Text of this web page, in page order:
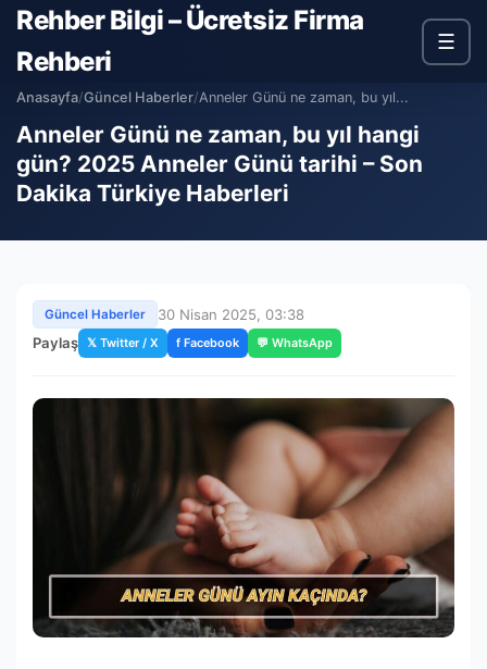
Rehber Bilgi – Ücretsiz Firma
Rehberi
☰
Anasayfa/Güncel Haberler/Anneler Günü ne zaman, bu yıl...
Anneler Günü ne zaman, bu yıl hangi
gün? 2025 Anneler Günü tarihi – Son
Dakika Türkiye Haberleri
Güncel Haberler
30 Nisan 2025, 03:38
Paylaş 𝕏 Twitter / X f Facebook 💬 WhatsApp